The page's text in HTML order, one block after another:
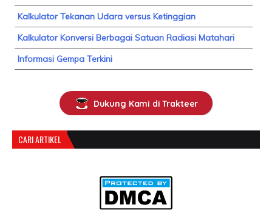
Kalkulator Tekanan Udara versus Ketinggian
Kalkulator Konversi Berbagai Satuan Radiasi Matahari
Informasi Gempa Terkini
Dukung Kami di Trakteer
CARI ARTIKEL